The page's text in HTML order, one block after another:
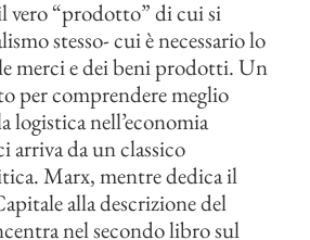
vero “prodotto” di cui si
stesso- cui è necessario lo
merci e dei beni prodotti. Un
per comprendere meglio
logistica nell’economia
arriva da un classico
Marx, mentre dedica il
alla descrizione del
nel secondo libro sul